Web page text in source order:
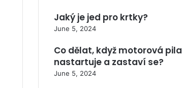
Jaký je jed pro krtky?
June 5, 2024
Co dělat, když motorová pila
nastartuje a zastaví se?
June 5, 2024